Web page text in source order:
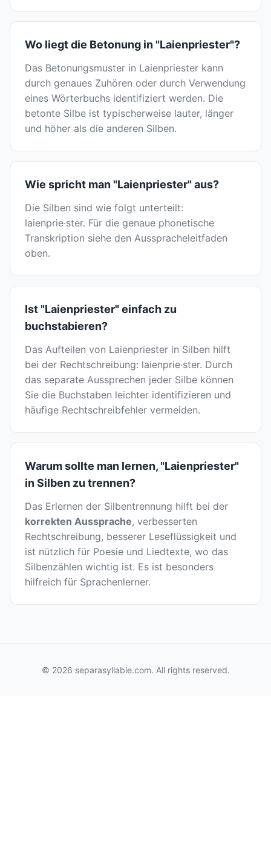
Wo liegt die Betonung in "Laienpriester"?
Das Betonungsmuster in Laienpriester kann
durch genaues Zuhören oder durch Verwendung
eines Wörterbuchs identifiziert werden. Die
betonte Silbe ist typischerweise lauter, länger
und höher als die anderen Silben.
Wie spricht man "Laienpriester" aus?
Die Silben sind wie folgt unterteilt:
laienprie·ster. Für die genaue phonetische
Transkription siehe den Ausspracheleitfaden
oben.
Ist "Laienpriester" einfach zu
buchstabieren?
Das Aufteilen von Laienpriester in Silben hilft
bei der Rechtschreibung: laienprie·ster. Durch
das separate Aussprechen jeder Silbe können
Sie die Buchstaben leichter identifizieren und
häufige Rechtschreibfehler vermeiden.
Warum sollte man lernen, "Laienpriester"
in Silben zu trennen?
Das Erlernen der Silbentrennung hilft bei der
korrekten Aussprache, verbesserten
Rechtschreibung, besserer Leseflüssigkeit und
ist nützlich für Poesie und Liedtexte, wo das
Silbenzählen wichtig ist. Es ist besonders
hilfreich für Sprachenlerner.
© 2026 separasyllable.com. All rights reserved.